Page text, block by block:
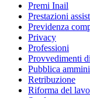
Premi Inail
Prestazioni
Previdenza
Privacy
Professioni
Provvedimenti
Pubblica
Retribuzione
Riforma del